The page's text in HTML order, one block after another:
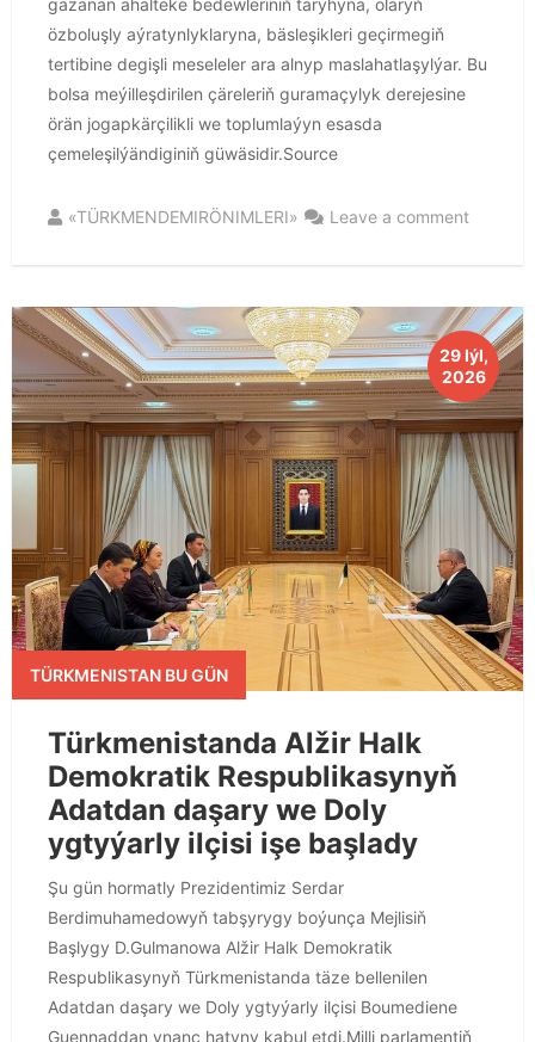
gazanan ahalteke bedewleriniň taryhyna, olaryň
özboluşly aýratynlyklaryna, bäsleşikleri geçirmegiň
tertibine degişli meseleler ara alnyp maslahatlaşylýar. Bu
bolsa meýilleşdirilen çäreleriň guramaçylyk derejesine
örän jogapkärçilikli we toplumlaýyn esasda
çemeleşilýändiginiň güwäsidir.Source
«TÜRKMENDEMIRÖNIMLERI» Leave a comment
29 Iýl,
2026
TÜRKMENISTAN BU GÜN
Türkmenistanda Alžir Halk
Demokratik Respublikasynyň
Adatdan daşary we Doly
ygtyýarly ilçisi işe başlady
Şu gün hormatly Prezidentimiz Serdar
Berdimuhamedowyň tabşyrygy boýunça Mejlisiň
Başlygy D.Gulmanowa Alžir Halk Demokratik
Respublikasynyň Türkmenistanda täze bellenilen
Adatdan daşary we Doly ygtyýarly ilçisi Boumediene
Guennaddan ynanç hatyny kabul etdi.Milli parlamentiň